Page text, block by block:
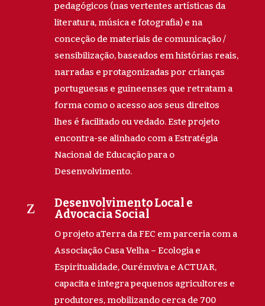
pedagógicos (nas vertentes artísticas da
literatura, música e fotografia) e na
conceção de materiais de comunicação /
sensibilização, baseados em histórias reais,
narradas e protagonizadas por crianças
portuguesas e guineenses que retratam a
forma como o acesso aos seus direitos
lhes é facilitado ou vedado. Este projeto
encontra-se alinhado com a Estratégia
Nacional de Educação para o
Desenvolvimento.
z
Desenvolvimento Local e
Advocacia Social
O projeto aTerra da FEC em parceria com a
Associação Casa Velha – Ecologia e
Espiritualidade, Ourémviva e ACTUAR,
capacita e integra pequenos agricultores e
produtores, mobilizando cerca de 700